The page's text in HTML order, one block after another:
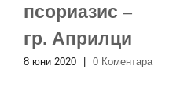
псориазис –
гр. Априлци
8 юни 2020 | 0 Коментара